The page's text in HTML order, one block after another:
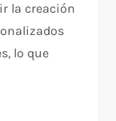
la creación
lo que